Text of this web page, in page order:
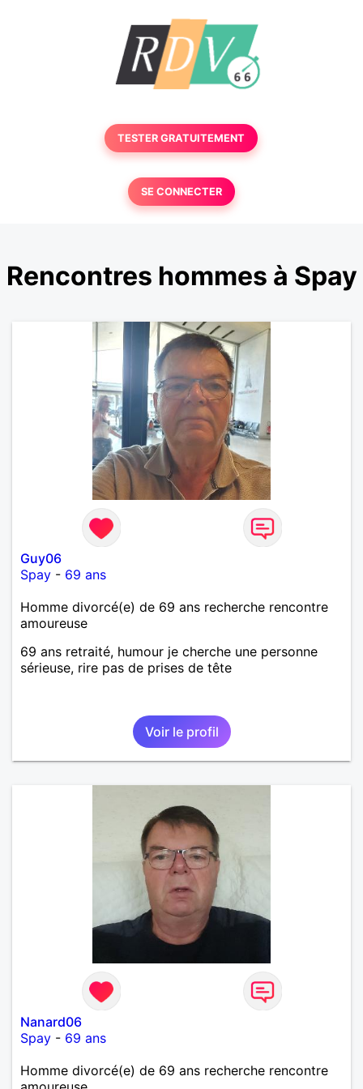
TESTER GRATUITEMENT
SE CONNECTER
Rencontres hommes à Spay
Guy06
Spay - 69 ans
Homme divorcé(e) de 69 ans recherche rencontre
amoureuse
69 ans retraité, humour je cherche une personne
sérieuse, rire pas de prises de tête
Voir le profil
Nanard06
Spay - 69 ans
Homme divorcé(e) de 69 ans recherche rencontre